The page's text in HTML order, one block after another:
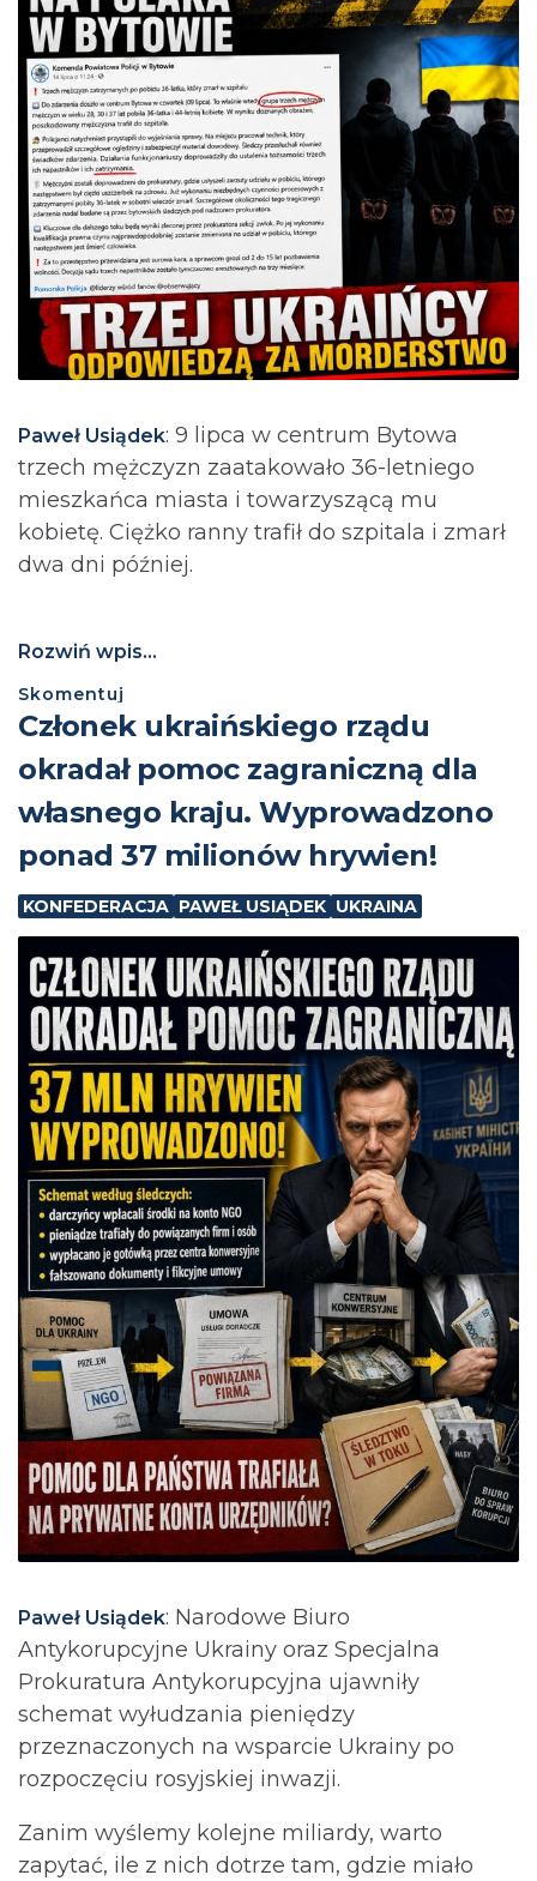
Paweł Usiądek: 9 lipca w centrum Bytowa
trzech mężczyzn zaatakowało 36-letniego
mieszkańca miasta i towarzyszącą mu
kobietę. Ciężko ranny trafił do szpitala i zmarł
dwa dni później.
Rozwiń wpis...
Skomentuj
Członek ukraińskiego rządu
okradał pomoc zagraniczną dla
własnego kraju. Wyprowadzono
ponad 37 milionów hrywien!
KONFEDERACJA PAWEŁ USIĄDEK UKRAINA
Paweł Usiądek: Narodowe Biuro
Antykorupcyjne Ukrainy oraz Specjalna
Prokuratura Antykorupcyjna ujawniły
schemat wyłudzania pieniędzy
przeznaczonych na wsparcie Ukrainy po
rozpoczęciu rosyjskiej inwazji.
Zanim wyślemy kolejne miliardy, warto
zapytać, ile z nich dotrze tam, gdzie miało